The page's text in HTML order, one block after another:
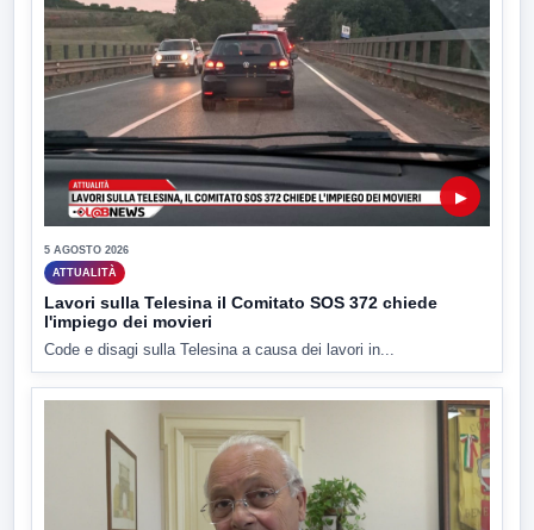
▶
5 AGOSTO 2026
ATTUALITÀ
Lavori sulla Telesina il Comitato SOS 372 chiede
l'impiego dei movieri
Code e disagi sulla Telesina a causa dei lavori in...